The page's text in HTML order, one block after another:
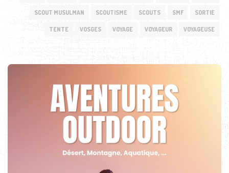
SCOUT MUSULMAN SCOUTISME SCOUTS SMF SORTIE
TENTE VOSGES VOYAGE VOYAGEUR VOYAGEUSE